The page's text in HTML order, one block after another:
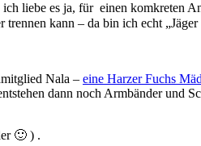
liebe es ja, für einen komkreten
kann – da bin ich echt
Nala – eine Harzer Fuchs
dann noch Armbänder und
🙂 ) .